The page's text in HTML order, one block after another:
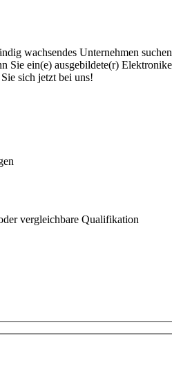
wachsendes Unternehmen
ein(e) ausgebildete(r)
sich jetzt bei uns!
vergleichbare Qualifikation